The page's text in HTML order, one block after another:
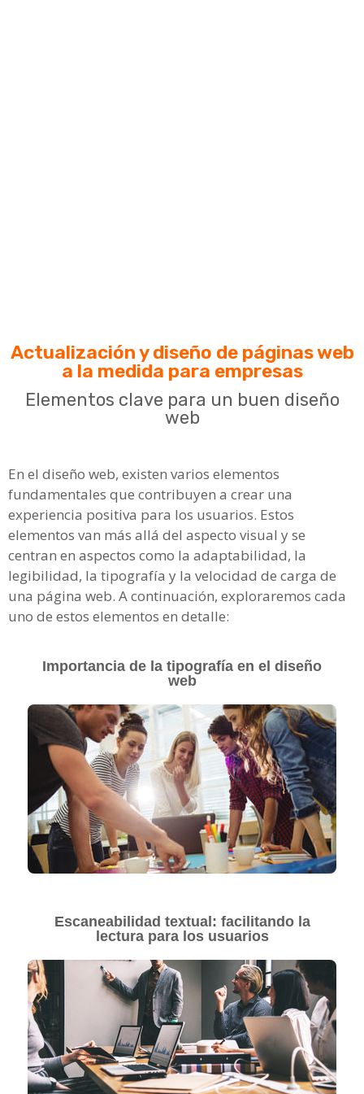
Actualización y diseño de páginas web
a la medida para empresas
Elementos clave para un buen diseño
web
En el diseño web, existen varios elementos
fundamentales que contribuyen a crear una
experiencia positiva para los usuarios. Estos
elementos van más allá del aspecto visual y se
centran en aspectos como la adaptabilidad, la
legibilidad, la tipografía y la velocidad de carga de
una página web. A continuación, exploraremos cada
uno de estos elementos en detalle:
Importancia de la tipografía en el diseño
web
Escaneabilidad textual: facilitando la
lectura para los usuarios